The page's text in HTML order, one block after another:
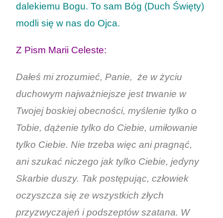
dalekiemu Bogu. To sam Bóg (Duch Święty)
modli się w nas do Ojca.
Z Pism Marii Celeste:
Dałeś mi zrozumieć, Panie, że w życiu
duchowym najważniejsze jest trwanie w
Twojej boskiej obecności, myślenie tylko o
Tobie, dążenie tylko do Ciebie, umiłowanie
tylko Ciebie. Nie trzeba więc ani pragnąć,
ani szukać niczego jak tylko Ciebie, jedyny
Skarbie duszy. Tak postępując, człowiek
oczyszcza się ze wszystkich złych
przyzwyczajeń i podszeptów szatana. W